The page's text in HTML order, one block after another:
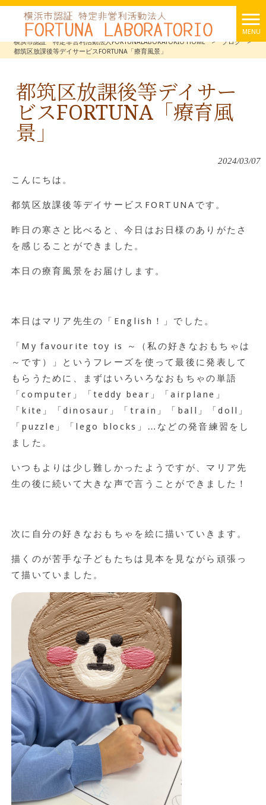
MENU
横浜市認証 特定非営利活動法人FORTUNALABORATORIO HOME
> ブログ
>
都筑区放課後等デイサービスFORTUNA「療育風景」
都筑区放課後等デイサー
ビスFORTUNA「療育風
景」
2024/03/07
こんにちは。
都筑区放課後等デイサービスFORTUNAです。
昨日の寒さと比べると、今日はお日様のありがたさ
を感じることができました。
本日の療育風景をお届けします。
本日はマリア先生の「English！」でした。
「My favourite toy is ～（私の好きなおもちゃは
～です）」というフレーズを使って最後に発表して
もらうために、まずはいろいろなおもちゃの単語
「computer」「teddy bear」「airplane」
「kite」「dinosaur」「train」「ball」「doll」
「puzzle」「lego blocks」…などの発音練習をし
ました。
いつもよりは少し難しかったようですが、マリア先
生の後に続いて大きな声で言うことができました！
次に自分の好きなおもちゃを絵に描いていきます。
描くのが苦手な子どもたちは見本を見ながら頑張っ
て描いていました。